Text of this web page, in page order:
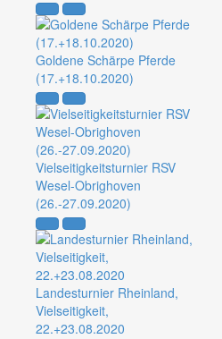
Goldene Schärpe Pferde
(17.+18.10.2020)
Vielseitigkeitsturnier RSV
Wesel-Obrighoven
(26.-27.09.2020)
Landesturnier Rheinland,
Vielseitigkeit,
22.+23.08.2020